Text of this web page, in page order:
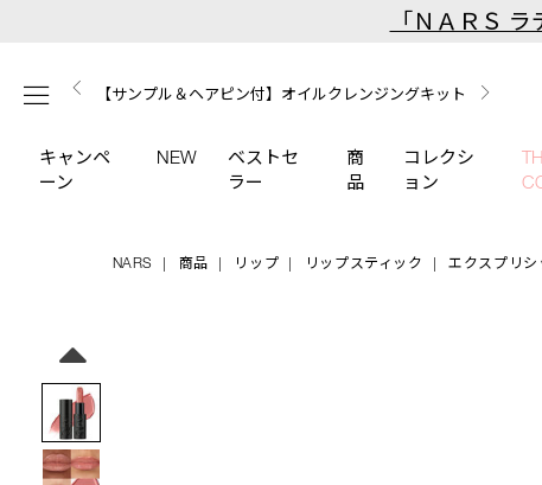
content
「ＮＡＲＳ
メニュー
【ミニパフプレゼント】新リキッドブラッシュご購入でプ
レゼント
【はじめての購入はこちらから】新リキッドブラッシュス
ターターキット
【サンプル＆ヘアピン付】オイルクレンジングキット
【ギフトショッパープレゼント】カラーアイテムをあの人
へのプレゼントに
【ポーチ＆ブラッシュプレゼント】ORGASM CAMPAIGN
キャンペ
ーン
NEW
ベストセ
ラー
商
品
コレクシ
ョン
NARS 商品 リップ リップスティック エクスプリ
829/4535683265454.html
4535683265454